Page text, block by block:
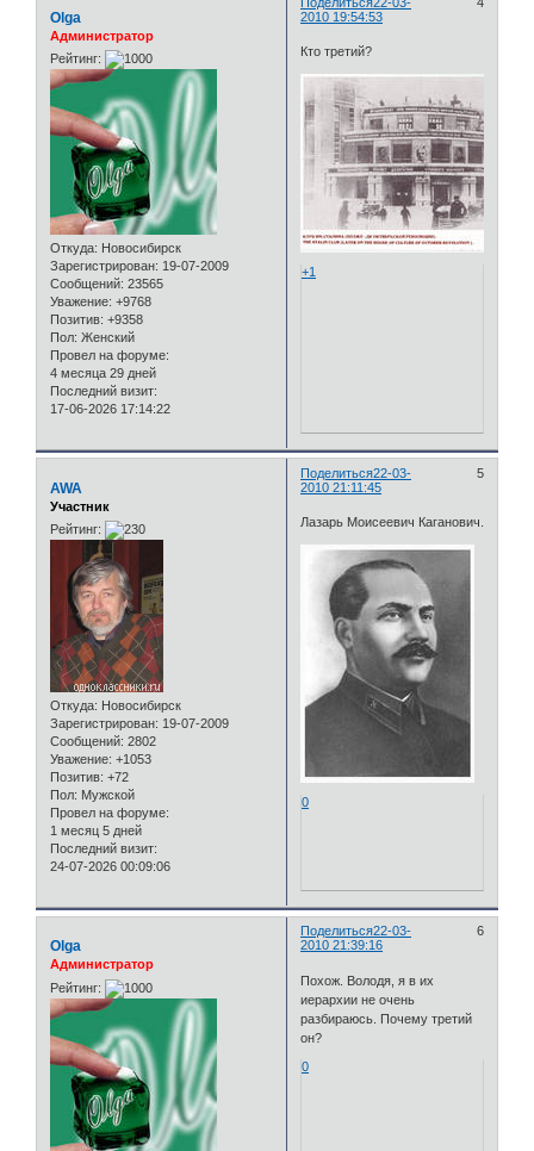
2010 19:54:53
Olga
Администратор
Рейтинг:
Откуда: Новосибирск
Зарегистрирован: 19-07-2009
Сообщений: 23565
Уважение: +9768
Позитив: +9358
Пол: Женский
Провел на форуме:
4 месяца 29 дней
Последний визит:
17-06-2026 17:14:22
Кто третий?
+1
Поделиться 5
22-03-
2010 21:11:45
AWA
Участник
Рейтинг:
Откуда: Новосибирск
Зарегистрирован: 19-07-2009
Сообщений: 2802
Уважение: +1053
Позитив: +72
Пол: Мужской
Провел на форуме:
1 месяц 5 дней
Последний визит:
24-07-2026 00:09:06
Лазарь Моисеевич Каганович.
0
Поделиться 6
22-03-
2010 21:39:16
Olga
Администратор
Рейтинг:
Похож. Володя, я в их
иерархии не очень
разбираюсь. Почему третий
он?
0